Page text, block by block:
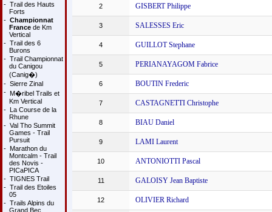
- Trail des Hauts
Forts
- Championnat
Francede Km
Vertical
- Trail des 6
Burons
- Trail Championnat
du Canigou
(Canig�)
- Sierre Zinal
- M�ribel Trails et
Km Vertical
- La Course de la
Rhune
- Val Tho Summit
Games - Trail
Pursuit
- Marathon du
Montcalm - Trail
des Novis -
PICaPICA
- TIGNES Trail
- Trail des Etoiles
05
- Trails Alpins du
Grand Bec
2 GISBERT Philippe
3 SALESSES Eric
4 GUILLOT Stephane
5 PERIANAYAGOM Fabrice
6 BOUTIN Frederic
7 CASTAGNETTI Christophe
8 BIAU Daniel
9 LAMI Laurent
10 ANTONIOTTI Pascal
11 GALOISY Jean Baptiste
12 OLIVIER Richard